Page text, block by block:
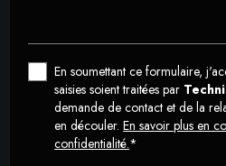
En soumettant ce formulaire,
saisies soient traitées par
demande de contact et de la
en découler.En savoir plus en
confidentialité.*